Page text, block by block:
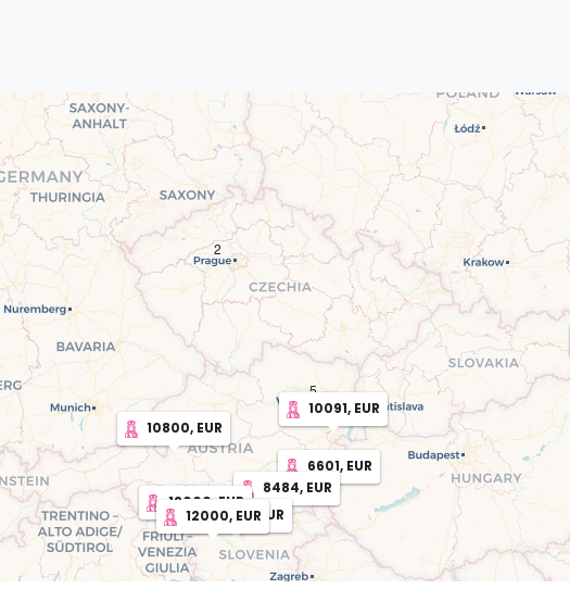
2
5
10800, EUR
6601, EUR
10091, EUR
8484, EUR
12000, EUR
12000, EUR
12000, EUR